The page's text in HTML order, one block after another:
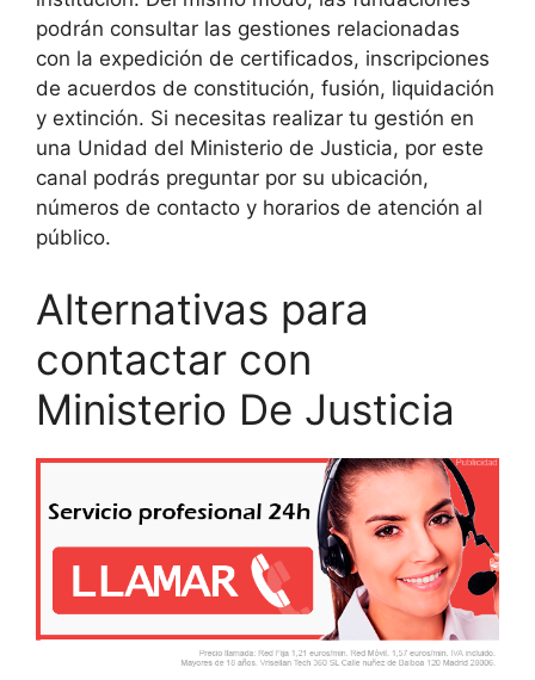
podrán consultar las gestiones relacionadas
con la expedición de certificados, inscripciones
de acuerdos de constitución, fusión, liquidación
y extinción. Si necesitas realizar tu gestión en
una Unidad del Ministerio de Justicia, por este
canal podrás preguntar por su ubicación,
números de contacto y horarios de atención al
público.
Alternativas para
contactar con
Ministerio De Justicia